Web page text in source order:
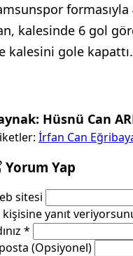
formasıyla
kalesinde 6 gol
kalesini gole kapattı.
Hüsnü Can
İrfan Can
Yorum Yap
sitesi
kişisine yanıt
*
(Opsiyonel)